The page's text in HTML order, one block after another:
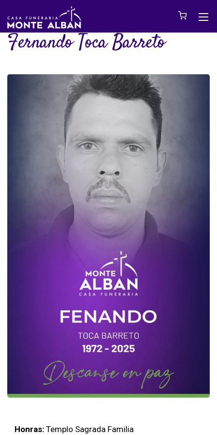
Fernando Toca Barreto
Honras: Templo Sagrada Familia